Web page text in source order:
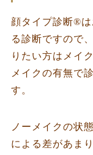
顔タイプ診断®︎
る診断ですので
りたい方はメイ
メイクの有無で
す。
ノーメイクの状
による差があま